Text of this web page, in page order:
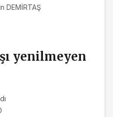
DEMİRTAŞ
yenilmeyen